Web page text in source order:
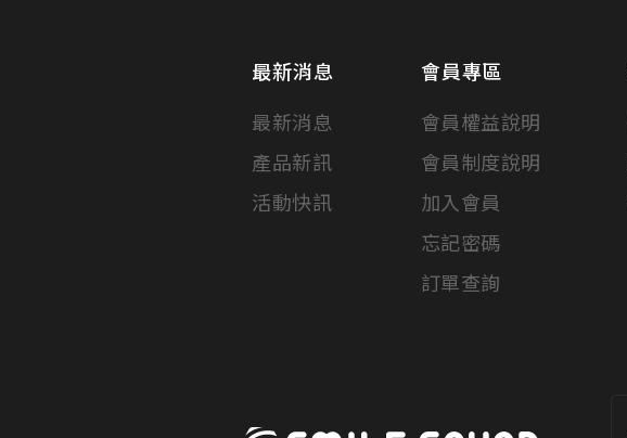
最新消息
最新消息
產品新訊
活動快訊
會員專區
會員權益說明
會員制度說明
加入會員
忘記密碼
訂單查詢